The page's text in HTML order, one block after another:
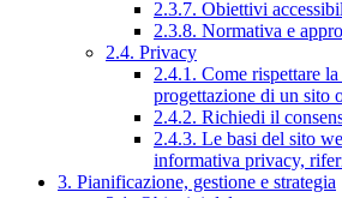
2.3.7. Obiettivi
2.3.8. Normativa e
2.4. Privacy
2.4.1. Come rispettare
progettazione di un sito
2.4.2. Richiedi il
2.4.3. Le basi del sito
informativa privacy,
3. Pianificazione, gestione e strategia